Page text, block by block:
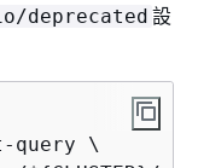
deprecated 設
query \